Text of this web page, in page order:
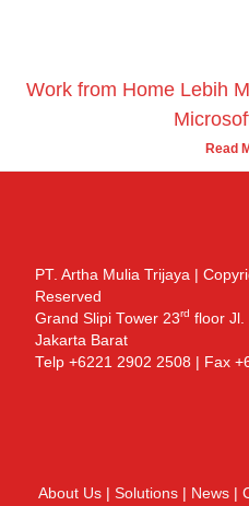
Work from Home Lebih
Read
PT. Artha Mulia Trijaya |
Reserved
Grand Slipi Tower 23rd floor Jl.
Jakarta Barat
Telp +6221 2902 2508 | Fax
About Us Solutions News